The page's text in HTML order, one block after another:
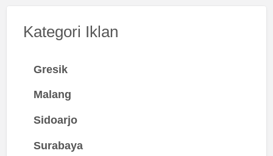
Kategori Iklan
Gresik
Malang
Sidoarjo
Surabaya